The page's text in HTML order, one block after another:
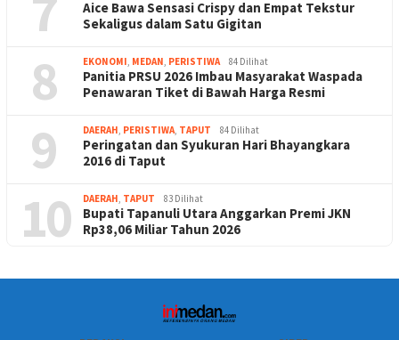
Aice Bawa Sensasi Crispy dan Empat Tekstur
Sekaligus dalam Satu Gigitan
8 EKONOMI, MEDAN, PERISTIWA 84 Dilihat
Panitia PRSU 2026 Imbau Masyarakat Waspada
Penawaran Tiket di Bawah Harga Resmi
9 DAERAH, PERISTIWA, TAPUT 84 Dilihat
Peringatan dan Syukuran Hari Bhayangkara
2016 di Taput
10 DAERAH, TAPUT 83 Dilihat
Bupati Tapanuli Utara Anggarkan Premi JKN
Rp38,06 Miliar Tahun 2026